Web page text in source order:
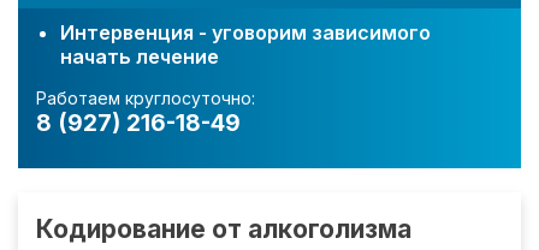
Интервенция - уговорим зависимого
начать лечение
Работаем круглосуточно:
8 (927) 216-18-49
Кодирование от алкоголизма